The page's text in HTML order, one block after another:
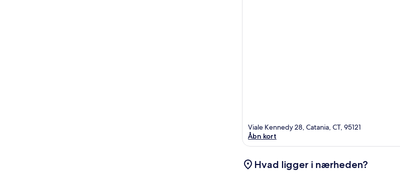
Viale Kennedy 28, Catania, CT, 95121
Åbn kort
Hvad ligger i nærheden?